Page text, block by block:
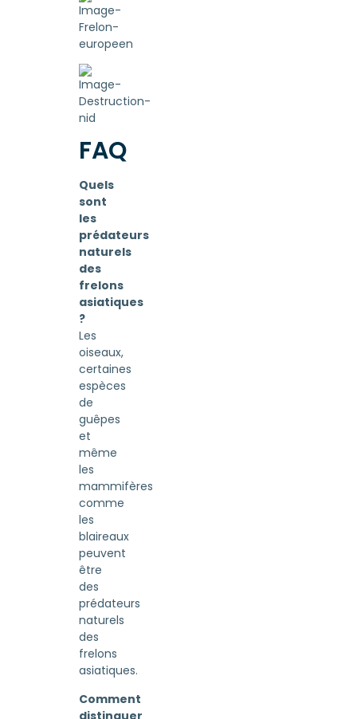
FAQ
Quels
sont
les
prédateurs
naturels
des
frelons
asiatiques
?
Les
oiseaux,
certaines
espèces
de
guêpes
et
même
les
mammifères
comme
les
blaireaux
peuvent
être
des
prédateurs
naturels
des
frelons
asiatiques.
Comment
distinguer